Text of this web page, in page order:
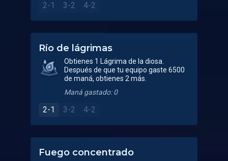
2-1 3-2 4-2
Río de lágrimas
Obtienes 1 Lágrima de la diosa.
Después de que tu equipo gaste 6500
de maná, obtienes 2 más.
Maná gastado: 0
2-1 3-2 4-2
Fuego concentrado